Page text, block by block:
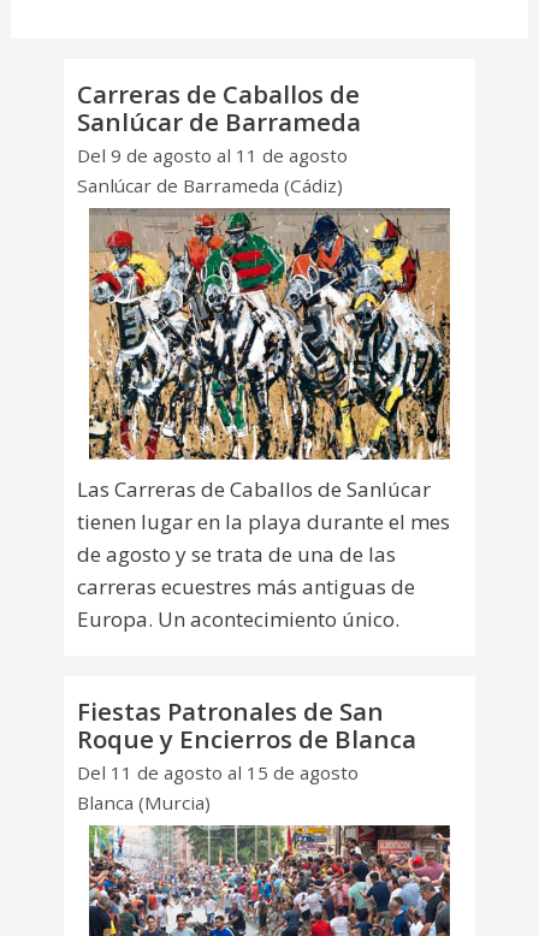
Carreras de Caballos de
Sanlúcar de Barrameda
Del 9 de agosto al 11 de agosto
Sanlúcar de Barrameda (Cádiz)
Las Carreras de Caballos de Sanlúcar
tienen lugar en la playa durante el mes
de agosto y se trata de una de las
carreras ecuestres más antiguas de
Europa. Un acontecimiento único.
Fiestas Patronales de San
Roque y Encierros de Blanca
Del 11 de agosto al 15 de agosto
Blanca (Murcia)